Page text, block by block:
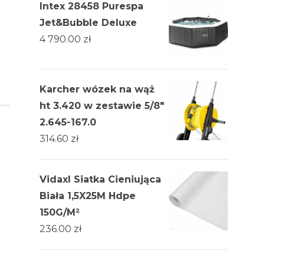
Intex 28458 Purespa
Jet&Bubble Deluxe
4 790.00 zł
Karcher wózek na wąż
ht 3.420 w zestawie 5/8"
2.645-167.0
314.60 zł
Vidaxl Siatka Cieniująca
Biała 1,5X25M Hdpe
150G/M²
236.00 zł